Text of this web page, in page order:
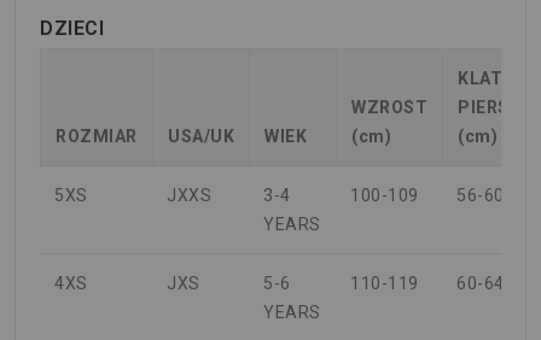
DZIECI
ROZMIAR USA/UK WIEK
WZROST
(cm)
KLATKA
(cm)
5XS JXXS
3-4
YEARS
100-109 56-60
4XS JXS
5-6
YEARS
110-119 60-64